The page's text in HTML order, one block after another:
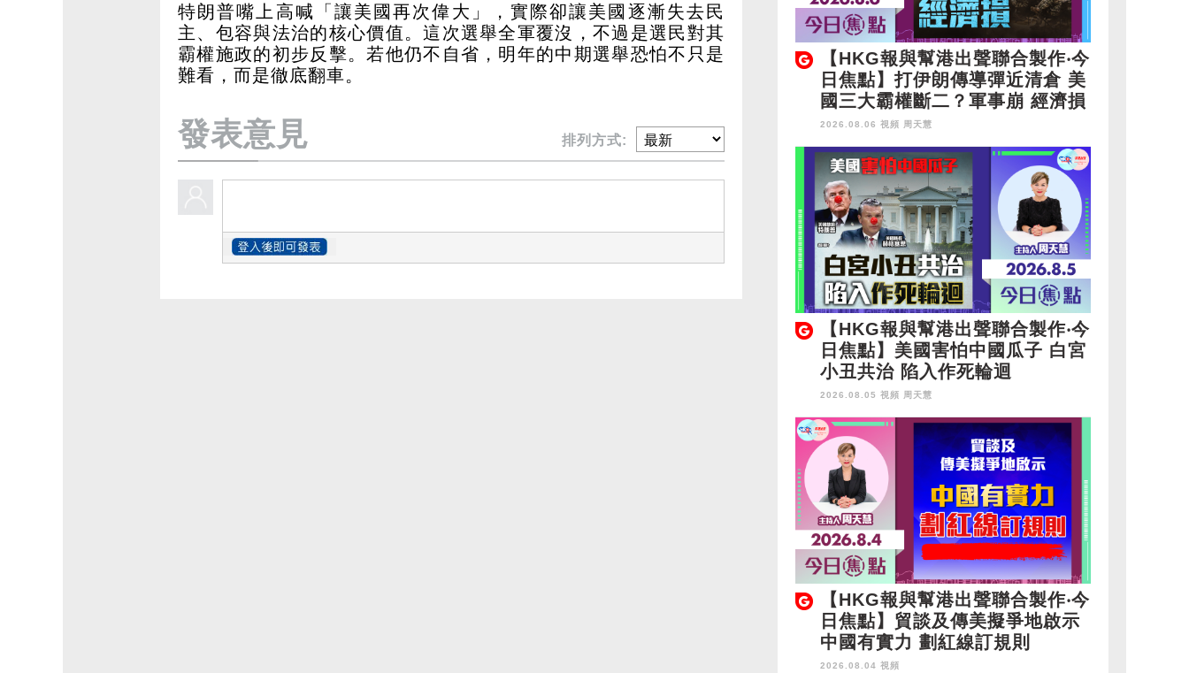
特朗普嘴上高喊「讓美國再次偉大」，實際卻讓美國逐漸失去民
主、包容與法治的核心價值。這次選舉全軍覆沒，不過是選民對其
霸權施政的初步反擊。若他仍不自省，明年的中期選舉恐怕不只是
難看，而是徹底翻車。
發表意見 排列方式:
【HKG報與幫港出聲聯合製作‧今
日焦點】打伊朗傳導彈近清倉 美
國三大霸權斷二？軍事崩 經濟損
2026.08.06 視頻 周天慧
【HKG報與幫港出聲聯合製作‧今
日焦點】美國害怕中國瓜子 白宮
小丑共治 陷入作死輪迴
2026.08.05 視頻 周天慧
【HKG報與幫港出聲聯合製作‧今
日焦點】貿談及傳美擬爭地啟示
中國有實力 劃紅線訂規則
2026.08.04 視頻